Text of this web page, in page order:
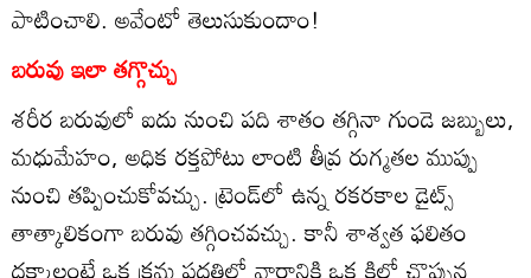
పాటించాలి. అవేంటో తెలుసుకుందాం!
బరువు ఇలా తగ్గొచ్చు
శరీర బరువులో ఐదు నుంచి పది శాతం తగ్గినా గుండె జబ్బులు,
మధుమేహం, అధిక రక్తపోటు లాంటి తీవ్ర రుగ్మతల ముప్పు
నుంచి తప్పించుకోవచ్చు. ట్రెండ్‌లో ఉన్న రకరకాల డైట్స్‌
తాత్కాలికంగా బరువు తగ్గించవచ్చు. కానీ శాశ్వత ఫలితం